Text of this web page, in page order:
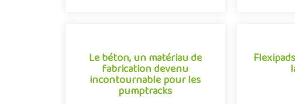
Le béton, un matériau de
fabrication devenu
incontournable pour les
pumptracks